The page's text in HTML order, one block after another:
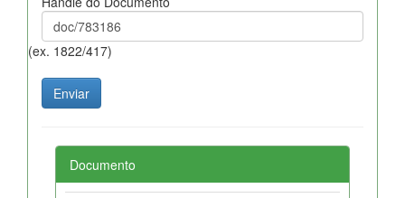
(ex. 1822/417)
Documento